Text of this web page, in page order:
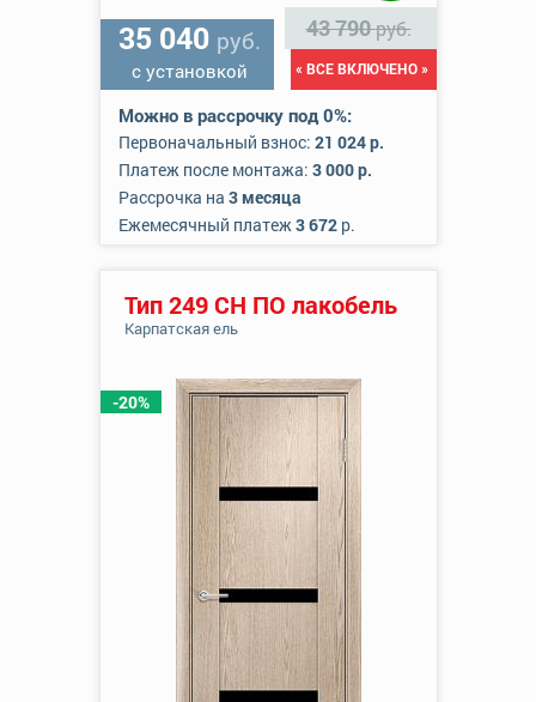
35 040 руб.
с установкой
43 790руб.
« ВСЕ ВКЛЮЧЕНО »
Можно в рассрочку под 0%:
Первоначальный взнос: 21 024 р.
Платеж после монтажа: 3 000 р.
Рассрочка на 3 месяца
Ежемесячный платеж3 672р.
-20%
Тип 249 СН ПО лакобель
Карпатская ель